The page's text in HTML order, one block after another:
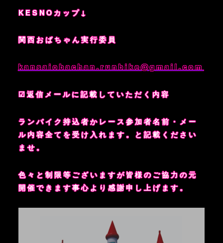
KESNOカップ↓
関西おばちゃん実行委員
kansaiobachan.runbike@gmail.com
☑返信メールに記載していただく内容
ランバイク持込者かレース参加者名前・メー
ル内容全てを受け入れます。と記載ください
ませ。
色々と制限等ございますが皆様のご協力の元
開催できます事心より感謝申し上げます。